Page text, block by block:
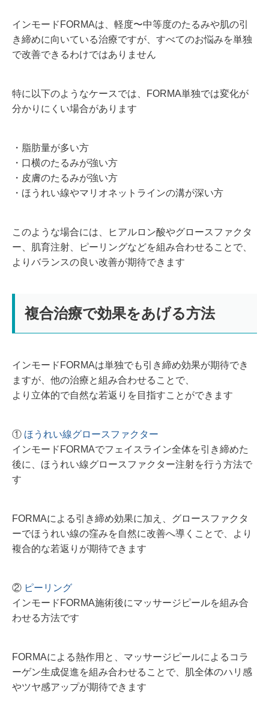
インモードFORMAは、軽度〜中等度のたるみや肌の引
き締めに向いている治療ですが、すべてのお悩みを単独
で改善できるわけではありません
特に以下のようなケースでは、FORMA単独では変化が
分かりにくい場合があります
・脂肪量が多い方
・口横のたるみが強い方
・皮膚のたるみが強い方
・ほうれい線やマリオネットラインの溝が深い方
このような場合には、ヒアルロン酸やグロースファクタ
ー、肌育注射、ピーリングなどを組み合わせることで、
よりバランスの良い改善が期待できます
複合治療で効果をあげる方法
インモードFORMAは単独でも引き締め効果が期待でき
ますが、他の治療と組み合わせることで、
より立体的で自然な若返りを目指すことができます
① ほうれい線グロースファクター
インモードFORMAでフェイスライン全体を引き締めた
後に、ほうれい線グロースファクター注射を行う方法で
す
FORMAによる引き締め効果に加え、グロースファクタ
ーでほうれい線の窪みを自然に改善へ導くことで、より
複合的な若返りが期待できます
② ピーリング
インモードFORMA施術後にマッサージピールを組み合
わせる方法です
FORMAによる熱作用と、マッサージピールによるコラ
ーゲン生成促進を組み合わせることで、肌全体のハリ感
やツヤ感アップが期待できます